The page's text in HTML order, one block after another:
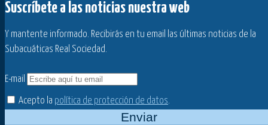
Suscríbete a las noticias nuestra web
Y mantente informado. Recibirás en tu email las últimas noticias de la
Subacuáticas Real Sociedad.
E-mail
Acepto la política de protección de datos.
Enviar